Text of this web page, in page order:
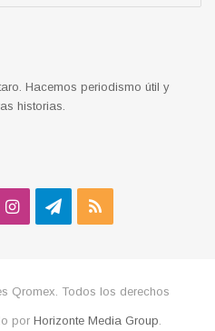
Hacemos periodismo útil y
historias.
InstagramTelegram
RSS
Qromex. Todos los derechos
por Horizonte Media Group